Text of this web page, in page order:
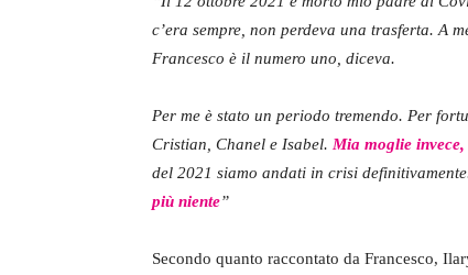
c’era sempre, non perdeva una trasferta. A
Francesco è il numero uno, diceva.
Per me è stato un periodo tremendo. Per
Cristian, Chanel e Isabel. Mia moglie invece,
del 2021 siamo andati in crisi
più niente”
Secondo quanto raccontato da Francesco,